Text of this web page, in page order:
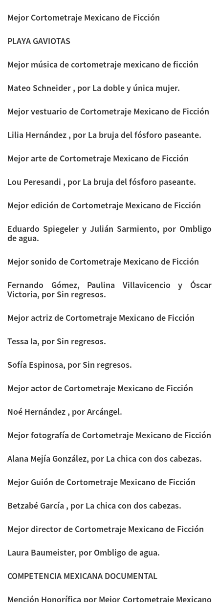
Mejor Cortometraje Mexicano de Ficción
PLAYA GAVIOTAS
Mejor música de cortometraje mexicano de ficción
Mateo Schneider , por La doble y única mujer.
Mejor vestuario de Cortometraje Mexicano de Ficción
Lilia Hernández , por La bruja del fósforo paseante.
Mejor arte de Cortometraje Mexicano de Ficción
Lou Peresandi , por La bruja del fósforo paseante.
Mejor edición de Cortometraje Mexicano de Ficción
Eduardo Spiegeler y Julián Sarmiento, por Ombligo
de agua.
Mejor sonido de Cortometraje Mexicano de Ficción
Fernando Gómez, Paulina Villavicencio y Óscar
Victoria, por Sin regresos.
Mejor actriz de Cortometraje Mexicano de Ficción
Tessa Ia, por Sin regresos.
Sofía Espinosa, por Sin regresos.
Mejor actor de Cortometraje Mexicano de Ficción
Noé Hernández , por Arcángel.
Mejor fotografía de Cortometraje Mexicano de Ficción
Alana Mejía González, por La chica con dos cabezas.
Mejor Guión de Cortometraje Mexicano de Ficción
Betzabé García , por La chica con dos cabezas.
Mejor director de Cortometraje Mexicano de Ficción
Laura Baumeister, por Ombligo de agua.
COMPETENCIA MEXICANA DOCUMENTAL
Mención Honorífica por Mejor Cortometraje Mexicano